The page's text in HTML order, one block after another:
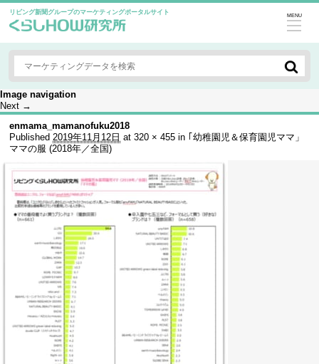
リビング新聞グループのマーケティングポータルサイト MENU
Image navigation
Next →
enmama_mamanofuku2018
Published2019年11月12日 at320 × 455 in ｢幼稚園児＆保育園児ママ」
ママの服 (2018年／全国)